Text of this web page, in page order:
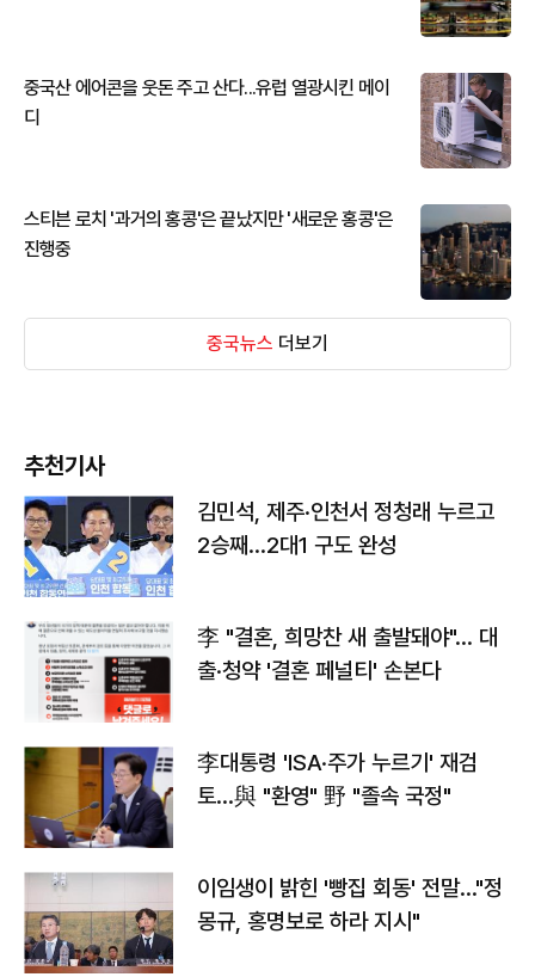
중국산 에어콘을 웃돈 주고 산다...유럽 열광시킨 메이
디
스티븐 로치 '과거의 홍콩'은 끝났지만 '새로운 홍콩'은
진행중
중국뉴스 더보기
추천기사
김민석, 제주·인천서 정청래 누르고
2승째…2대1 구도 완성
李 "결혼, 희망찬 새 출발돼야"… 대
출·청약 '결혼 페널티' 손본다
李대통령 'ISA·주가 누르기' 재검
토…與 "환영" 野 "졸속 국정"
이임생이 밝힌 '빵집 회동' 전말…"정
몽규, 홍명보로 하라 지시"